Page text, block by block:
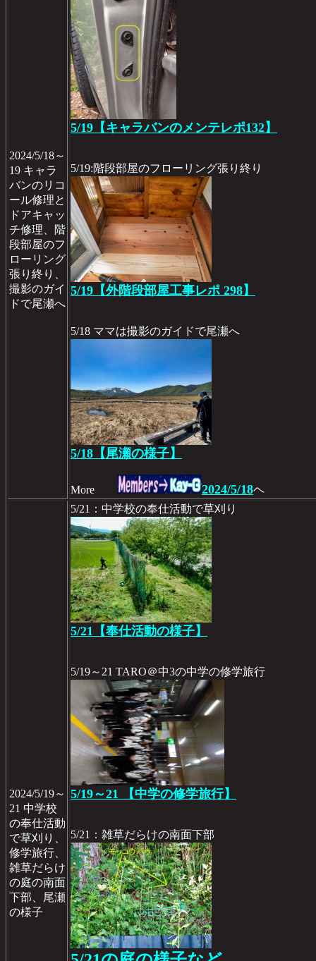
2024/5/18～
19 キャラ
バンのリコ
ール修理と
ドアキャッ
チ修理、階
段部屋のフ
ローリング
張り終り、
撮影のガイ
ドで尾瀬へ
5/19【キャラバンのメンテレポ132】
5/19:階段部屋のフローリング張り終り
5/19【外階段部屋工事レポ 298】
5/18 ママは撮影のガイドで尾瀬へ
5/18【尾瀬の様子】
More 2024/5/18ヘ
2024/5/19～
21 中学校
の奉仕活動
で草刈り、
修学旅行、
雑草だらけ
の庭の南面
下部、尾瀬
の様子
5/21：中学校の奉仕活動で草刈り
5/21【奉仕活動の様子】
5/19～21 TARO＠中3の中学の修学旅行
5/19～21 【中学の修学旅行】
5/21：雑草だらけの南面下部